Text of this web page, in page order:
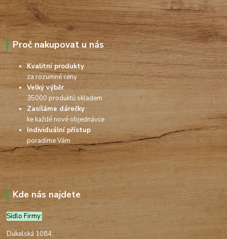
Proč nakupovat u nás
Kvalitní produkty
za rozumné ceny
Velký výběr
35000 produktů skladem
Zasíláme dárečky
ke každé nové objednávce
Individuální přístup
poradíme Vám
Kde nás najdete
Sídlo Firmy:
Dukelská 1084,